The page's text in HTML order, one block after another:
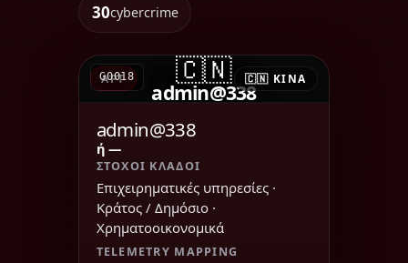
30cybercrime
APT 🇨🇳 ΚΊΝΑ
🇨🇳
admin@338
G0018
admin@338
ή —
ΣΤΌΧΟΙ ΚΛΆΔΟΙ
Επιχειρηματικές υπηρεσίες ·
Κράτος / Δημόσιο ·
Χρηματοοικονομικά
TELEMETRY MAPPING